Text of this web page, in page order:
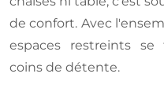
de confort. Avec
espaces restreints se
coins de détente.